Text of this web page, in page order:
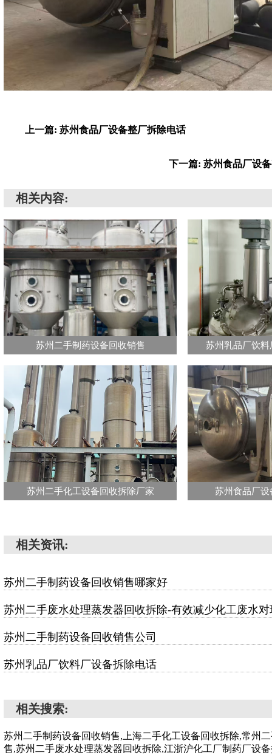
上一篇: 苏州食品厂设备整厂拆除电话
下一篇: 苏州食品厂设
相关内容:
苏州二手制药设备回收销售 苏州乳品厂饮
苏州二手化工设备回收拆除厂家 苏州食品厂
相关资讯:
苏州二手制药设备回收销售哪家好
苏州二手废水处理蒸发器回收拆除-有效减少化工废水
苏州二手制药设备回收销售公司
苏州乳品厂饮料厂设备拆除电话
相关搜索:
苏州二手制药设备回收销售,上海二手化工设备回收拆除,常州
售,苏州二手废水处理蒸发器回收拆除,江浙沪化工厂制药厂设